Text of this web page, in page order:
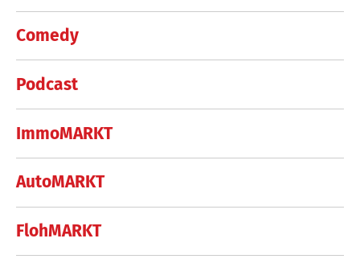
Comedy
Podcast
ImmoMARKT
AutoMARKT
FlohMARKT